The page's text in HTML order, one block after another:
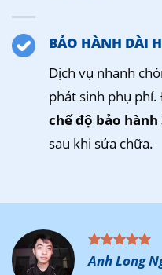
BẢO HÀNH DÀI
Dịch vụ nhanh
phát sinh phụ
chế độ bảo hành
sau khi sửa chữa.
Anh Long